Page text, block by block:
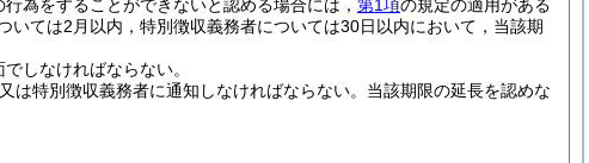
為をすることができないと認める場合には， 第1項の規定の適用がある
ては2月以内，特別徴収義務者については30日以内において，当該期
しなければならない。
特別徴収義務者に通知しなければならない。 当該期限の延長を認めな